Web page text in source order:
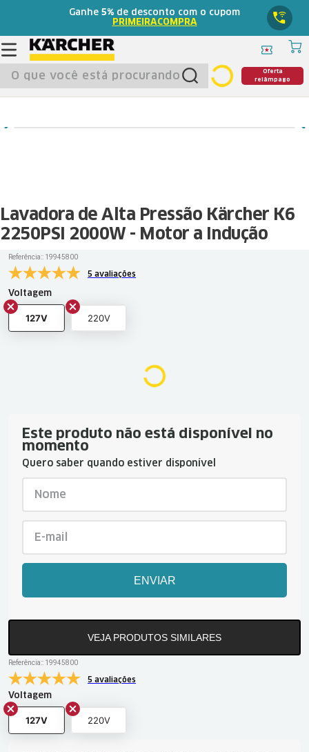
Ganhe 5% de desconto com o cupom
PRIMEIRACOMPRA
O que você está procurando?
Oferta
relâmpago
Lavadora de Alta Pressão Kärcher K6
2250PSI 2000W - Motor a Indução
Referência:: 19945800
5 avaliações
Voltagem
127V 220V
Este produto não está disponível no
momento
Quero saber quando estiver disponível
ENVIAR
VEJA PRODUTOS SIMILARES
Referência:: 19945800
5 avaliações
Voltagem
127V 220V